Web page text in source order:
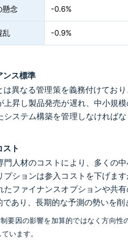
懸念 -0.6%
乱 -0.9%
ンス標準
は異なる管理策を義務付けてお
昇し製品発売が遅れ、中小規
ステム構築を管理しなければ
ト
人材のコストにより、多くの
ションは参入コストを下げま
ファイナンスオプションや共
あり、長期的な予測の勢いを削
要因の影響を加算的ではなく方向
います。